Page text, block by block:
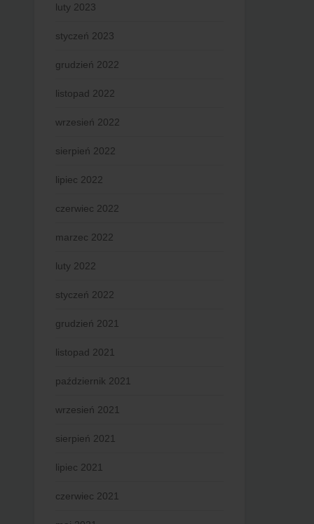
luty 2023
styczeń 2023
grudzień 2022
listopad 2022
wrzesień 2022
sierpień 2022
lipiec 2022
czerwiec 2022
marzec 2022
luty 2022
styczeń 2022
grudzień 2021
listopad 2021
październik 2021
wrzesień 2021
sierpień 2021
lipiec 2021
czerwiec 2021